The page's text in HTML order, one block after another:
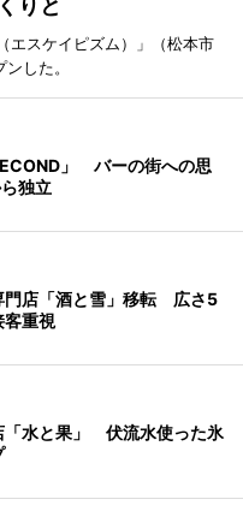
りと
エスケイピズム）」（松本市
した。
」 バーの街への思
独立
門店「酒と雪」移転 広さ5
客重視
「水と果」 伏流水使った氷